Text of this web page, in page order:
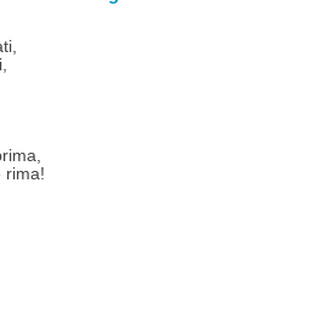
rima!